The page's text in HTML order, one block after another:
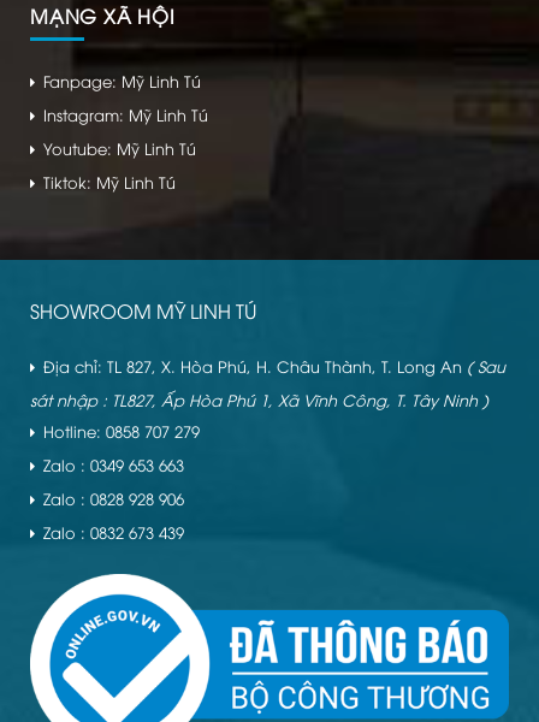
MẠNG XÃ HỘI
Fanpage: Mỹ Linh Tú
Instagram: Mỹ Linh Tú
Youtube: Mỹ Linh Tú
Tiktok: Mỹ Linh Tú
SHOWROOM MỸ LINH TÚ
Địa chỉ: TL 827, X. Hòa Phú, H. Châu Thành, T. Long An ( Sau
sát nhập : TL827, Ấp Hòa Phú 1, Xã Vĩnh Công, T. Tây Ninh )
Hotline: 0858 707 279
Zalo : 0349 653 663
Zalo : 0828 928 906
Zalo : 0832 673 439